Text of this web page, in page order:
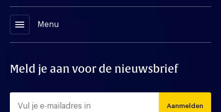
menu Menu
Meld je aan voor de nieuwsbrief
Aanmelden